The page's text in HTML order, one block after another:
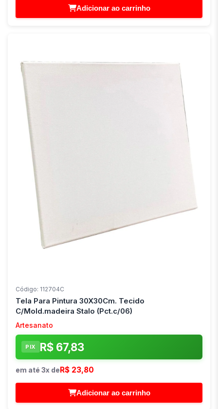
Adicionar ao carrinho
Código: 112704C
Tela Para Pintura 30X30Cm. Tecido
C/Mold.madeira Stalo (Pct.c/06)
Artesanato
PIX R$ 67,83
em até 3x deR$ 23,80
Adicionar ao carrinho